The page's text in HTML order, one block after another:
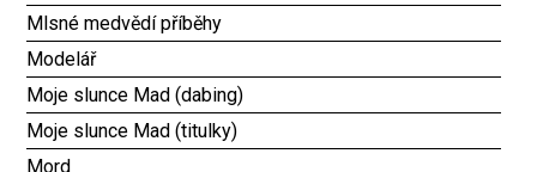
Mlsné medvědí příběhy
Modelář
Moje slunce Mad (dabing)
Moje slunce Mad (titulky)
Mord